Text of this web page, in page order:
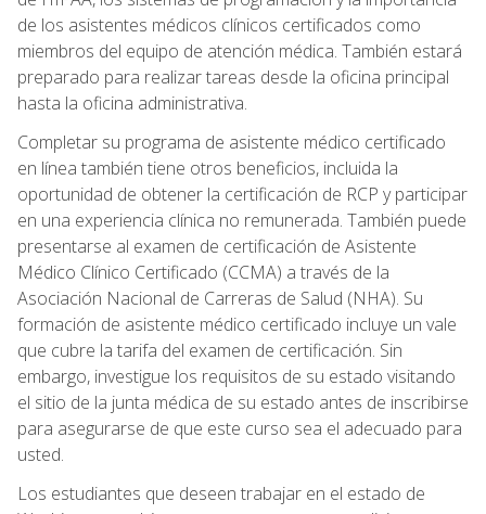
de los asistentes médicos clínicos certificados como
miembros del equipo de atención médica. También estará
preparado para realizar tareas desde la oficina principal
hasta la oficina administrativa.
Completar su programa de asistente médico certificado
en línea también tiene otros beneficios, incluida la
oportunidad de obtener la certificación de RCP y participar
en una experiencia clínica no remunerada. También puede
presentarse al examen de certificación de Asistente
Médico Clínico Certificado (CCMA) a través de la
Asociación Nacional de Carreras de Salud (NHA). Su
formación de asistente médico certificado incluye un vale
que cubre la tarifa del examen de certificación. Sin
embargo, investigue los requisitos de su estado visitando
el sitio de la junta médica de su estado antes de inscribirse
para asegurarse de que este curso sea el adecuado para
usted.
Los estudiantes que deseen trabajar en el estado de